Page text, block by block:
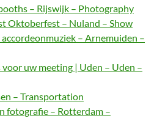
– Rijswijk – Photography
Oktoberfest – Nuland – Show
– Arnemuiden –
uw meeting | Uden – Uden –
– Transportation
fotografie – Rotterdam –